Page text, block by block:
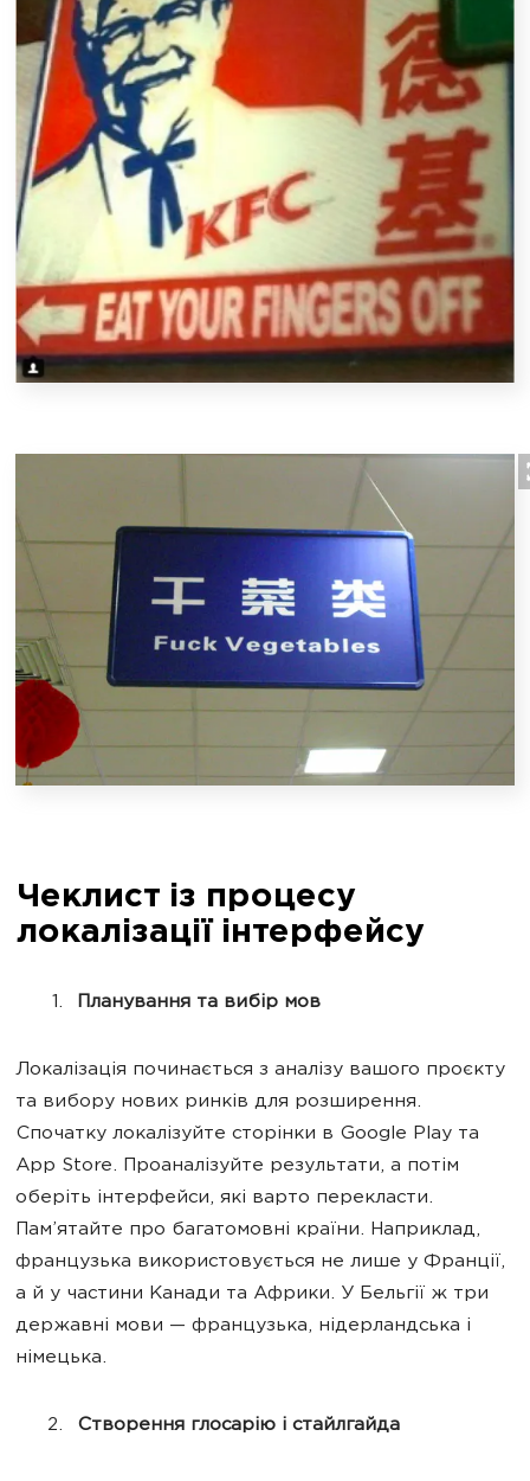
Чеклист із процесу
локалізації інтерфейсу
Планування та вибір мов
Локалізація починається з аналізу вашого проєкту
та вибору нових ринків для розширення.
Спочатку локалізуйте сторінки в Google Play та
App Store. Проаналізуйте результати, а потім
оберіть інтерфейси, які варто перекласти.
Пам’ятайте про багатомовні країни. Наприклад,
французька використовується не лише у Франції,
а й у частини Канади та Африки. У Бельгії ж три
державні мови — французька, нідерландська і
німецька.
Створення глосарію і стайлгайда